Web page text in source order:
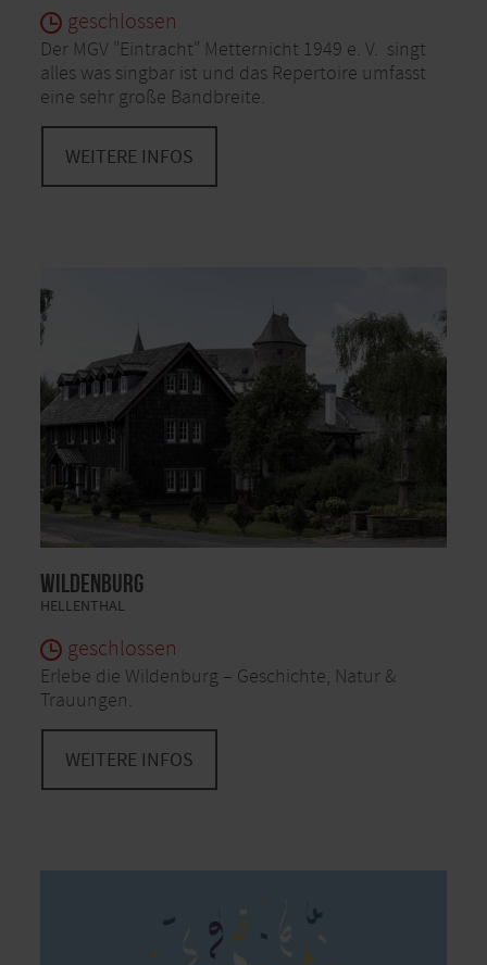
geschlossen
Der MGV "Eintracht" Metternicht 1949 e. V. singt
alles was singbar ist und das Repertoire umfasst
eine sehr große Bandbreite.
WEITERE INFOS
Wildenburg
HELLENTHAL
geschlossen
Erlebe die Wildenburg – Geschichte, Natur &
Trauungen.
WEITERE INFOS